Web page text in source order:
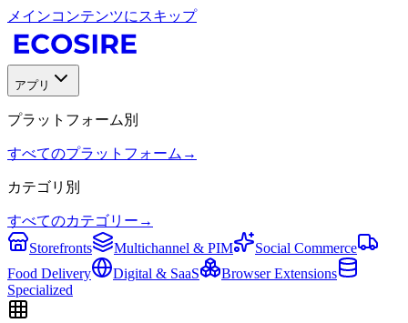
メインコンテンツにスキップ
アプリ
プラットフォーム別
すべてのプラットフォーム →
カテゴリ別
すべてのカテゴリー →
Storefronts
Multichannel & PIM
Social Commerce
Food Delivery
Digital & SaaS
Browser Extensions
Specialized